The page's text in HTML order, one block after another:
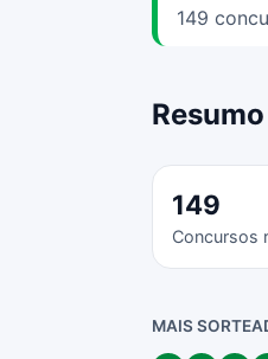
149
149
Concursos
MAIS